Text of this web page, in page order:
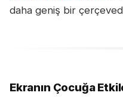
daha geniş bir
Ekranın Çocuğa